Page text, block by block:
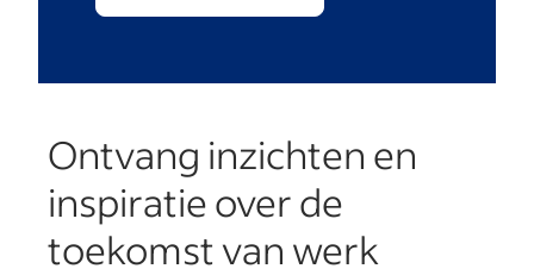
Ontvang inzichten en
inspiratie over de
toekomst van werk